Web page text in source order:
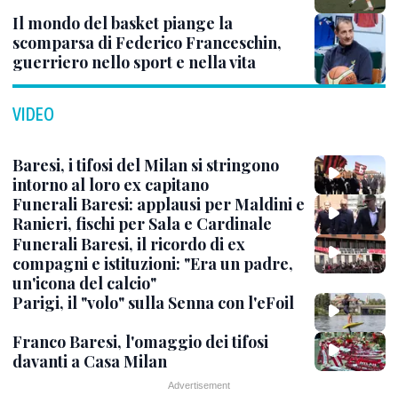
Il mondo del basket piange la
scomparsa di Federico Franceschin,
guerriero nello sport e nella vita
VIDEO
Baresi, i tifosi del Milan si stringono
intorno al loro ex capitano
Funerali Baresi: applausi per Maldini e
Ranieri, fischi per Sala e Cardinale
Funerali Baresi, il ricordo di ex
compagni e istituzioni: "Era un padre,
un'icona del calcio"
Parigi, il "volo" sulla Senna con l'eFoil
Franco Baresi, l'omaggio dei tifosi
davanti a Casa Milan